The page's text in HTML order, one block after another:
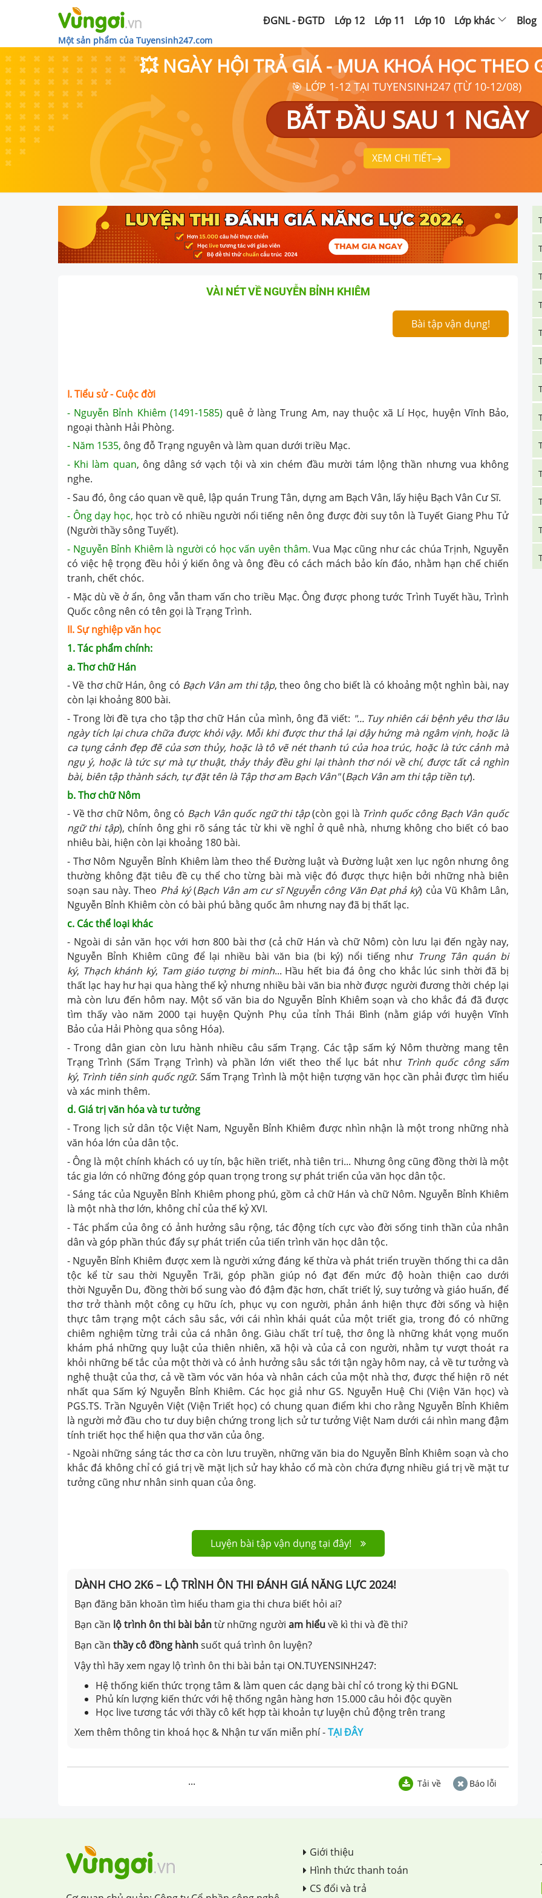
Một sản phẩm của Tuyensinh247.com
ĐGNL - ĐGTD Lớp 12 Lớp 11 Lớp 10 Lớp khác Blog
💥 NGÀY HỘI TRẢ GIÁ - MUA KHOÁ HỌC THEO
🎯 LỚP 1-12 TẠI TUYENSINH247 (TỪ 10-12/08)
BẮT ĐẦU SAU 1 NGÀY
XEM CHI TIẾT
VÀI NÉT VỀ NGUYỄN BỈNH KHIÊM
Bài tập vận dụng!
I. Tiểu sử - Cuộc đời
- Nguyễn Bỉnh Khiêm (1491-1585) quê ở làng Trung Am, nay thuộc xã Lí Học, huyện Vĩnh Bảo,
ngoại thành Hải Phòng.
- Năm 1535, ông đỗ Trạng nguyên và làm quan dưới triều Mạc.
- Khi làm quan, ông dâng sớ vạch tội và xin chém đầu mười tám lộng thần nhưng vua không
nghe.
- Sau đó, ông cáo quan về quê, lập quán Trung Tân, dựng am Bạch Vân, lấy hiệu Bạch Vân Cư Sĩ.
- Ông dạy học, học trò có nhiều người nổi tiếng nên ông được đời suy tôn là Tuyết Giang Phu Tử
(Người thầy sông Tuyết).
- Nguyễn Bỉnh Khiêm là người có học vấn uyên thâm. Vua Mạc cũng như các chúa Trịnh, Nguyễn
có việc hệ trọng đều hỏi ý kiến ông và ông đều có cách mách bảo kín đáo, nhằm hạn chế chiến
tranh, chết chóc.
- Mặc dù về ở ẩn, ông vẫn tham vấn cho triều Mạc. Ông được phong tước Trình Tuyết hầu, Trình
Quốc công nên có tên gọi là Trạng Trình.
II. Sự nghiệp văn học
1. Tác phẩm chính:
a. Thơ chữ Hán
- Về thơ chữ Hán, ông có Bạch Vân am thi tập, theo ông cho biết là có khoảng một nghìn bài, nay
còn lại khoảng 800 bài.
- Trong lời đề tựa cho tập thơ chữ Hán của mình, ông đã viết: "... Tuy nhiên cái bệnh yêu thơ lâu
ngày tích lại chưa chữa được khỏi vậy. Mỗi khi được thư thả lại dậy hứng mà ngâm vịnh, hoặc là
ca tụng cảnh đẹp đẽ của sơn thủy, hoặc là tô vẽ nét thanh tú của hoa trúc, hoặc là tức cảnh mà
ngụ ý, hoặc là tức sự mà tự thuật, thảy thảy đều ghi lại thành thơ nói về chí, được tất cả nghìn
bài, biên tập thành sách, tự đặt tên là Tập thơ am Bạch Vân"(Bạch Vân am thi tập tiền tự).
b. Thơ chữ Nôm
- Về thơ chữ Nôm, ông có Bạch Vân quốc ngữ thi tập(còn gọi là Trình quốc công Bạch Vân quốc
ngữ thi tập), chính ông ghi rõ sáng tác từ khi về nghỉ ở quê nhà, nhưng không cho biết có bao
nhiêu bài, hiện còn lại khoảng 180 bài.
- Thơ Nôm Nguyễn Bỉnh Khiêm làm theo thể Đường luật và Đường luật xen lục ngôn nhưng ông
thường không đặt tiêu đề cụ thể cho từng bài mà việc đó được thực hiện bởi những nhà biên
soạn sau này. Theo Phả ký(Bạch Vân am cư sĩ Nguyễn công Văn Đạt phả ký) của Vũ Khâm Lân,
Nguyễn Bỉnh Khiêm còn có bài phú bằng quốc âm nhưng nay đã bị thất lạc.
c. Các thể loại khác
- Ngoài di sản văn học với hơn 800 bài thơ (cả chữ Hán và chữ Nôm) còn lưu lại đến ngày nay,
Nguyễn Bỉnh Khiêm cũng để lại nhiều bài văn bia (bi ký) nổi tiếng như Trung Tân quán bi
ký, Thạch khánh ký, Tam giáo tượng bi minh... Hầu hết bia đá ông cho khắc lúc sinh thời đã bị
thất lạc hay hư hại qua hàng thế kỷ nhưng nhiều bài văn bia nhờ được người đương thời chép lại
mà còn lưu đến hôm nay. Một số văn bia do Nguyễn Bỉnh Khiêm soạn và cho khắc đá đã được
tìm thấy vào năm 2000 tại huyện Quỳnh Phụ của tỉnh Thái Bình (nằm giáp với huyện Vĩnh
Bảo của Hải Phòng qua sông Hóa).
- Trong dân gian còn lưu hành nhiều câu sấm Trạng. Các tập sấm ký Nôm thường mang tên
Trạng Trình (Sấm Trạng Trình) và phần lớn viết theo thể lục bát như Trình quốc công sấm
ký, Trình tiên sinh quốc ngữ. Sấm Trạng Trình là một hiện tượng văn học cần phải được tìm hiểu
và xác minh thêm.
d. Giá trị văn hóa và tư tưởng
- Trong lịch sử dân tộc Việt Nam, Nguyễn Bỉnh Khiêm được nhìn nhận là một trong những nhà
văn hóa lớn của dân tộc.
- Ông là một chính khách có uy tín, bậc hiền triết, nhà tiên tri... Nhưng ông cũng đồng thời là một
tác gia lớn có những đóng góp quan trọng trong sự phát triển của văn học dân tộc.
- Sáng tác của Nguyễn Bỉnh Khiêm phong phú, gồm cả chữ Hán và chữ Nôm. Nguyễn Bỉnh Khiêm
là một nhà thơ lớn, không chỉ của thế kỷ XVI.
- Tác phẩm của ông có ảnh hưởng sâu rộng, tác động tích cực vào đời sống tinh thần của nhân
dân và góp phần thúc đẩy sự phát triển của tiến trình văn học dân tộc.
- Nguyễn Bỉnh Khiêm được xem là người xứng đáng kế thừa và phát triển truyền thống thi ca dân
tộc kể từ sau thời Nguyễn Trãi, góp phần giúp nó đạt đến mức độ hoàn thiện cao dưới
thời Nguyễn Du, đồng thời bổ sung vào đó đậm đặc hơn, chất triết lý, suy tưởng và giáo huấn, để
thơ trở thành một công cụ hữu ích, phục vụ con người, phản ánh hiện thực đời sống và hiện
thực tâm trạng một cách sâu sắc, với cái nhìn khái quát của một triết gia, trong đó có những
chiêm nghiệm từng trải của cá nhân ông. Giàu chất trí tuệ, thơ ông là những khát vọng muốn
khám phá những quy luật của thiên nhiên, xã hội và của cả con người, nhằm tự vượt thoát ra
khỏi những bế tắc của một thời và có ảnh hưởng sâu sắc tới tận ngày hôm nay, cả về tư tưởng và
nghệ thuật của thơ, cả về tầm vóc văn hóa và nhân cách của một nhà thơ, được thể hiện rõ nét
nhất qua Sấm ký Nguyễn Bỉnh Khiêm. Các học giả như GS. Nguyễn Huệ Chi (Viện Văn học) và
PGS.TS. Trần Nguyên Việt (Viện Triết học) có chung quan điểm khi cho rằng Nguyễn Bỉnh Khiêm
là người mở đầu cho tư duy biện chứng trong lịch sử tư tưởng Việt Nam dưới cái nhìn mang đậm
tính triết học thể hiện qua thơ văn của ông.
- Ngoài những sáng tác thơ ca còn lưu truyền, những văn bia do Nguyễn Bỉnh Khiêm soạn và cho
khắc đá không chỉ có giá trị về mặt lịch sử hay khảo cổ mà còn chứa đựng nhiều giá trị về mặt tư
tưởng cũng như nhân sinh quan của ông.
Luyện bài tập vận dụng tại đây!
DÀNH CHO 2K6 – LỘ TRÌNH ÔN THI ĐÁNH GIÁ NĂNG LỰC 2024!
Bạn đăng băn khoăn tìm hiểu tham gia thi chưa biết hỏi ai?
Bạn cần lộ trình ôn thi bài bảntừ những người am hiểuvề kì thi và đề thi?
Bạn cần thầy cô đồng hànhsuốt quá trình ôn luyện?
Vậy thì hãy xem ngay lộ trình ôn thi bài bản tại ON.TUYENSINH247:
Hệ thống kiến thức trọng tâm & làm quen các dạng bài chỉ có trong kỳ thi ĐGNL
Phủ kín lượng kiến thức với hệ thống ngân hàng hơn 15.000 câu hỏi độc quyền
Học live tương tác với thầy cô kết hợp tài khoản tự luyện chủ động trên trang
Xem thêm thông tin khoá học & Nhận tư vấn miễn phí -TẠI ĐÂY
... Tải về Báo lỗi
Giới thiệu
Hình thức thanh toán
CS đổi và trả